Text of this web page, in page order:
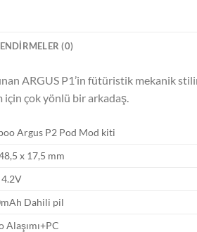
(0)
ARGUS P1’in fütüristik mekanik
için çok yönlü bir arkadaş.
Argus P2 Pod Mod kiti
x 17,5 mm
4.2V
Dahili pil
Alaşımı+PC